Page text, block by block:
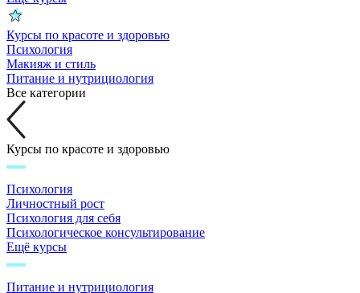
Курсы по красоте и здоровью
Психология
Макияж и стиль
Питание и нутрициология
Все категории
Курсы по красоте и здоровью
Психология
Личностный рост
Психология для себя
Психологическое консультирование
Ещё курсы
Питание и нутрициология